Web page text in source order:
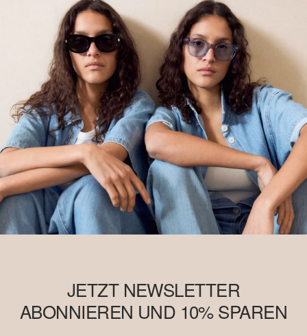
JETZT NEWSLETTER
ABONNIEREN UND 10% SPAREN